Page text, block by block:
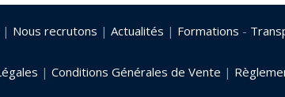
| Nous recrutons | Actualités | Formations -
| Conditions Générales de Vente |